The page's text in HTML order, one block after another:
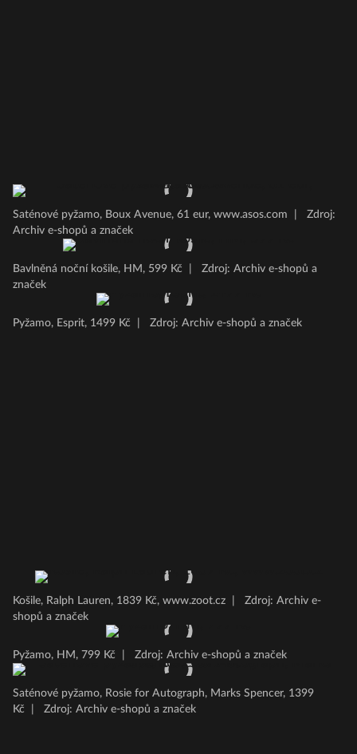
Saténové pyžamo, Boux Avenue, 61 eur, www.asos.com
Zdroj:
Archiv e-shopů a značek
Bavlněná noční košile, HM, 599 Kč
Zdroj: Archiv e-shopů a
značek
Pyžamo, Esprit, 1499 Kč Zdroj: Archiv e-shopů a značek
Košile, Ralph Lauren, 1839 Kč, www.zoot.cz
Zdroj: Archiv e-
shopů a značek
Pyžamo, HM, 799 Kč Zdroj: Archiv e-shopů a značek
Saténové pyžamo, Rosie for Autograph, Marks Spencer, 1399
Kč
Zdroj: Archiv e-shopů a značek